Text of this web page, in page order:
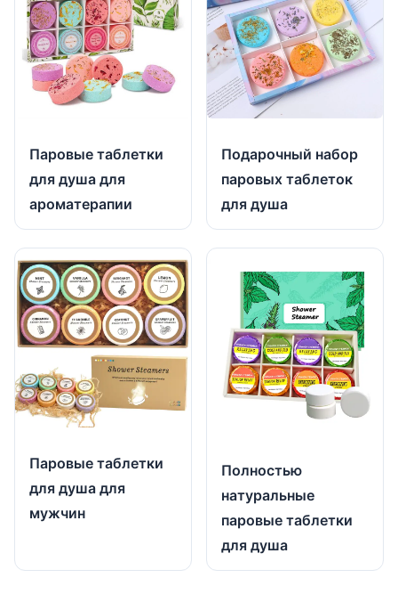
Паровые таблетки
для душа для
ароматерапии
Подарочный набор
паровых таблеток
для душа
Паровые таблетки
для душа для
мужчин
Полностью
натуральные
паровые таблетки
для душа